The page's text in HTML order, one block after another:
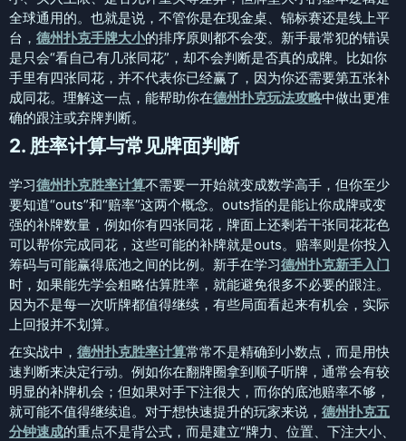
全球通用的。也就是说，不管你是在现金桌、锦标赛还是线上平
台， 德州扑克手牌大小的排序原则都不会变。新手最常犯的错误
是只会“看自己有几张同花”，却不会判断是否真的成牌。比如你
手里有四张同花，并不代表你已经赢了，因为你还需要第五张补
成同花。理解这一点，能帮助你在德州扑克玩法攻略中做出更准
确的跟注或弃牌判断。
2. 胜率计算与常见牌面判断
学习德州扑克胜率计算不需要一开始就变成数学高手，但你至少
要知道“outs”和“赔率”这两个概念。outs指的是能让你成牌或变
强的补牌数量，例如你有四张同花，牌面上还剩若干张同花花色
可以帮你完成同花，这些可能的补牌就是outs。赔率则是你投入
筹码与可能赢得底池之间的比例。新手在学习德州扑克新手入门
时，如果能先学会粗略估算胜率，就能避免很多不必要的跟注。
因为不是每一次听牌都值得继续，有些局面看起来有机会，实际
上回报并不划算。
在实战中， 德州扑克胜率计算常常不是精确到小数点，而是用快
速判断来决定行动。例如你在翻牌圈拿到顺子听牌，通常会有较
明显的补牌机会；但如果对手下注很大，而你的底池赔率不够，
就可能不值得继续追。对于想快速提升的玩家来说， 德州扑克五
分钟速成的重点不是背公式，而是建立“牌力、位置、下注大小、